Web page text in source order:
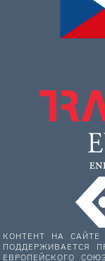
КОНТЕНТ НА САЙТЕ
ПОДДЕРЖИВАЕТСЯ
ЕВРОПЕЙСКОГО